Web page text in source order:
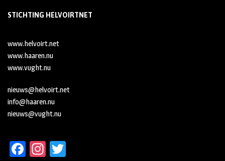
STICHTING HELVOIRTNET
www.helvoirt.net
www.haaren.nu
www.vught.nu
nieuws@helvoirt.net
info@haaren.nu
nieuws@vught.nu
Fa In